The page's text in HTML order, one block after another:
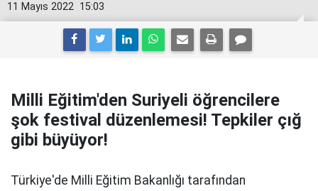
15:03
11 Mayıs 2022
Milli Eğitim'den Suriyeli öğrencilere
şok festival düzenlemesi! Tepkiler çığ
gibi büyüyor!
Türkiye'de Milli Eğitim Bakanlığı tarafından